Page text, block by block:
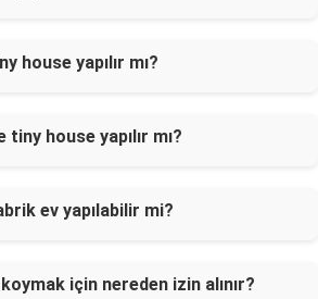
house yapılır mı?
tiny house yapılır mı?
ev yapılabilir mi?
için nereden izin alınır?